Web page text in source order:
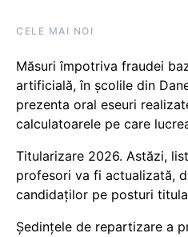
CELE MAI NOI
Măsuri împotriva fraudei
artificială, în școlile din
prezenta oral eseuri
calculatoarele pe care
Titularizare 2026. Astăzi,
profesori va fi actualizată,
candidaților pe posturi
Ședințele de repartizare a